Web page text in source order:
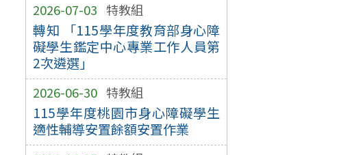
2026-07-03 特教組
轉知 「115學年度教育部身心障
礙學生鑑定中心專業工作人員第
2次遴選」
2026-06-30 特教組
115學年度桃園市身心障礙學生
適性輔導安置餘額安置作業